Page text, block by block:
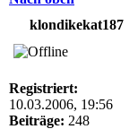
klondikekat187
Registriert:
10.03.2006, 19:56
Beiträge: 248